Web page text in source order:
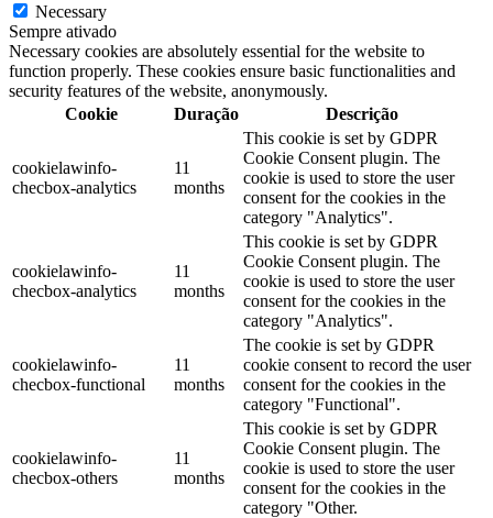
Necessary
Sempre ativado
Necessary cookies are absolutely essential for the website to
function properly. These cookies ensure basic functionalities and
security features of the website, anonymously.
Cookie
Duração Descrição
cookielawinfo-
checbox-analytics
11
months
This cookie is set by GDPR
Cookie Consent plugin. The
cookie is used to store the user
consent for the cookies in the
category "Analytics".
cookielawinfo-
checbox-analytics
11
months
This cookie is set by GDPR
Cookie Consent plugin. The
cookie is used to store the user
consent for the cookies in the
category "Analytics".
cookielawinfo-
checbox-functional
11
months
The cookie is set by GDPR
cookie consent to record the user
consent for the cookies in the
category "Functional".
cookielawinfo-
checbox-others
11
months
This cookie is set by GDPR
Cookie Consent plugin. The
cookie is used to store the user
consent for the cookies in the
category "Other.